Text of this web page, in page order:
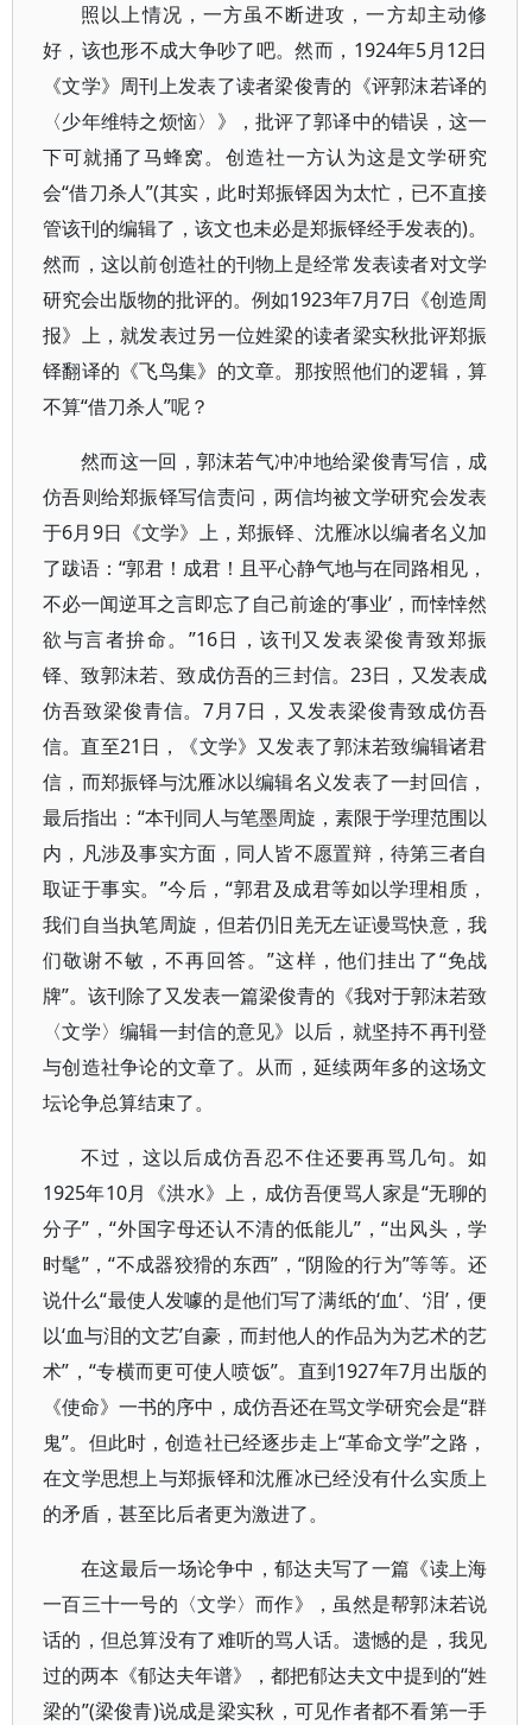
照以上情况，一方虽不断进攻，一方却主动修
好，该也形不成大争吵了吧。然而，1924年5月12日
《文学》周刊上发表了读者梁俊青的《评郭沫若译的
〈少年维特之烦恼〉》，批评了郭译中的错误，这一
下可就捅了马蜂窝。创造社一方认为这是文学研究
会“借刀杀人”(其实，此时郑振铎因为太忙，已不直接
管该刊的编辑了，该文也未必是郑振铎经手发表的)。
然而，这以前创造社的刊物上是经常发表读者对文学
研究会出版物的批评的。例如1923年7月7日《创造周
报》上，就发表过另一位姓梁的读者梁实秋批评郑振
铎翻译的《飞鸟集》的文章。那按照他们的逻辑，算
不算“借刀杀人”呢？
然而这一回，郭沫若气冲冲地给梁俊青写信，成
仿吾则给郑振铎写信责问，两信均被文学研究会发表
于6月9日《文学》上，郑振铎、沈雁冰以编者名义加
了跋语：“郭君！成君！且平心静气地与在同路相见，
不必一闻逆耳之言即忘了自己前途的‘事业’，而悻悻然
欲与言者拚命。”16日，该刊又发表梁俊青致郑振
铎、致郭沫若、致成仿吾的三封信。23日，又发表成
仿吾致梁俊青信。7月7日，又发表梁俊青致成仿吾
信。直至21日，《文学》又发表了郭沫若致编辑诸君
信，而郑振铎与沈雁冰以编辑名义发表了一封回信，
最后指出：“本刊同人与笔墨周旋，素限于学理范围以
内，凡涉及事实方面，同人皆不愿置辩，待第三者自
取证于事实。”今后，“郭君及成君等如以学理相质，
我们自当执笔周旋，但若仍旧羌无左证谩骂快意，我
们敬谢不敏，不再回答。”这样，他们挂出了“免战
牌”。该刊除了又发表一篇梁俊青的《我对于郭沫若致
〈文学〉编辑一封信的意见》以后，就坚持不再刊登
与创造社争论的文章了。从而，延续两年多的这场文
坛论争总算结束了。
不过，这以后成仿吾忍不住还要再骂几句。如
1925年10月《洪水》上，成仿吾便骂人家是“无聊的
分子”，“外国字母还认不清的低能儿”，“出风头，学
时髦”，“不成器狡猾的东西”，“阴险的行为”等等。还
说什么“最使人发噱的是他们写了满纸的‘血’、‘泪’，便
以‘血与泪的文艺’自豪，而封他人的作品为为艺术的艺
术”，“专横而更可使人喷饭”。直到1927年7月出版的
《使命》一书的序中，成仿吾还在骂文学研究会是“群
鬼”。但此时，创造社已经逐步走上“革命文学”之路，
在文学思想上与郑振铎和沈雁冰已经没有什么实质上
的矛盾，甚至比后者更为激进了。
在这最后一场论争中，郁达夫写了一篇《读上海
一百三十一号的〈文学〉而作》，虽然是帮郭沫若说
话的，但总算没有了难听的骂人话。遗憾的是，我见
过的两本《郁达夫年谱》，都把郁达夫文中提到的“姓
梁的”(梁俊青)说成是梁实秋，可见作者都不看第一手